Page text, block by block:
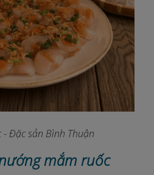
- Đặc sản Bình Thuận
mắm ruốc